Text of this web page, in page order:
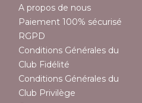
A propos de nous
Paiement 100% sécurisé
RGPD
Conditions Générales du
Club Fidélité
Conditions Générales du
Club Privilège